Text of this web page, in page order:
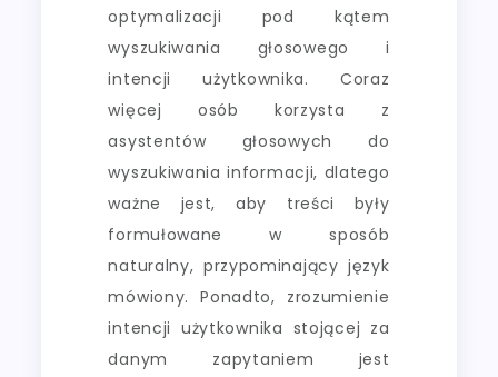
optymalizacji pod kątem
wyszukiwania głosowego i
intencji użytkownika. Coraz
więcej osób korzysta z
asystentów głosowych do
wyszukiwania informacji, dlatego
ważne jest, aby treści były
formułowane w sposób
naturalny, przypominający język
mówiony. Ponadto, zrozumienie
intencji użytkownika stojącej za
danym zapytaniem jest